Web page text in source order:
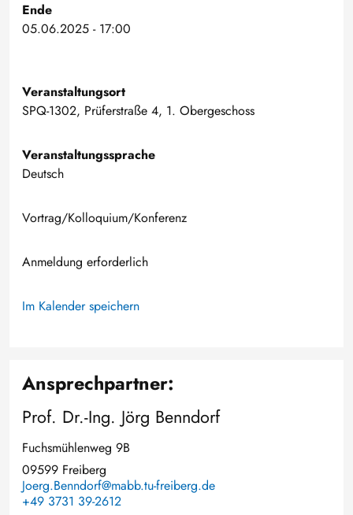
Ende
05.06.2025 - 17:00
Veranstaltungsort
SPQ-1302, Prüferstraße 4, 1. Obergeschoss
Veranstaltungssprache
Deutsch
Vortrag/Kolloquium/Konferenz
Anmeldung erforderlich
Im Kalender speichern
Ansprechpartner:
Prof. Dr.-Ing. Jörg Benndorf
Fuchsmühlenweg 9B
09599 Freiberg
Joerg.Benndorf@mabb.tu-freiberg.de
+49 3731 39-2612